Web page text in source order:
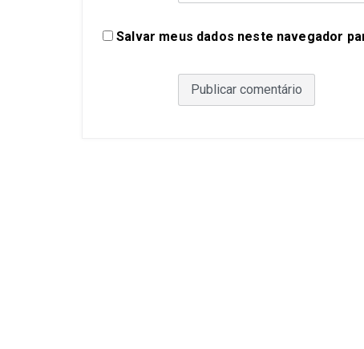
Salvar meus dados neste navegador